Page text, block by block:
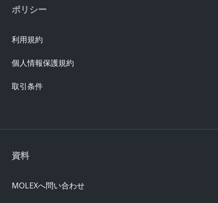
資料
MOLEXへ問い合わせ
ポリシー
利用規約
個人情報保護規約
取引条件